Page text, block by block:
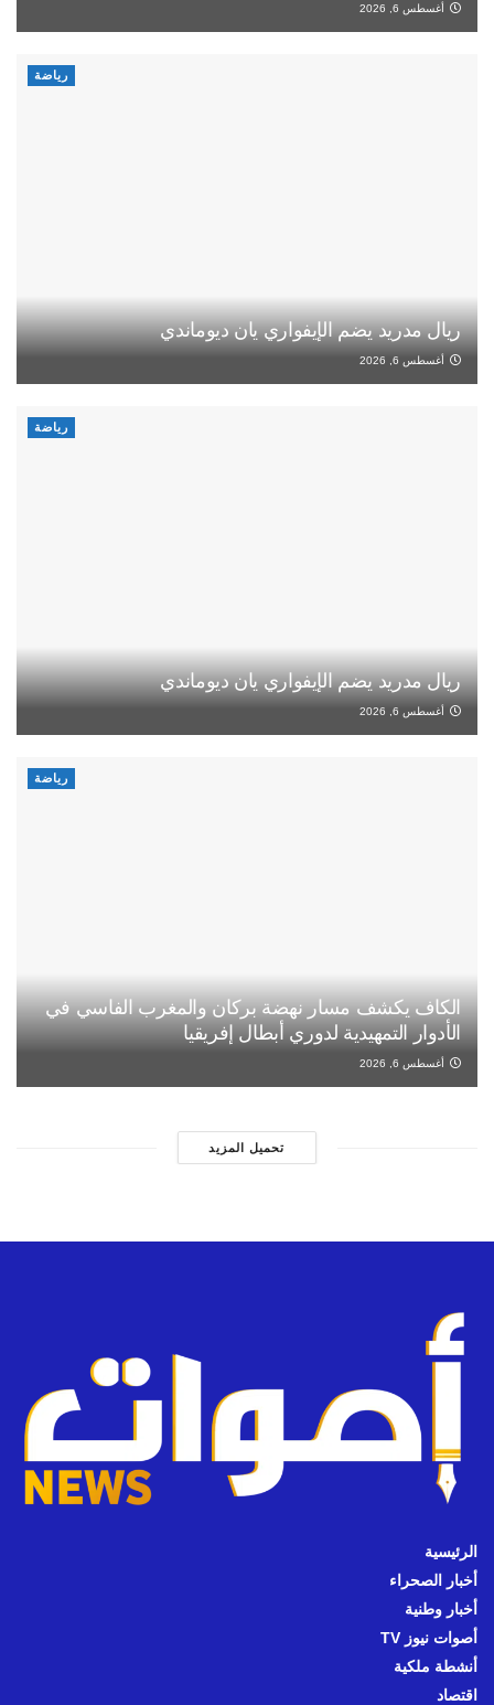
أغسطس 6, 2026
رياضة
ريال مدريد يضم الإيفواري يان ديوماندي
أغسطس 6, 2026
رياضة
ريال مدريد يضم الإيفواري يان ديوماندي
أغسطس 6, 2026
رياضة
الكاف يكشف مسار نهضة بركان والمغرب الفاسي في
الأدوار التمهيدية لدوري أبطال إفريقيا
أغسطس 6, 2026
تحميل المزيد
الرئيسية
أخبار الصحراء
أخبار وطنية
أصوات نيوز TV
أنشطة ملكية
اقتصاد